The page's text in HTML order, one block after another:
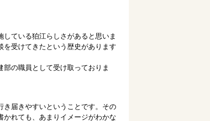
ている狛江らしさがあると思いま
受けてきたという歴史があります
の職員として受け取っておりま
届きやすいということです。その
かれても、あまりイメージがわかな